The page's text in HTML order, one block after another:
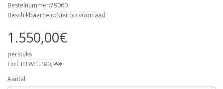
Bestelnummer:79060
Beschikbaarheid:Niet op voorraad
1.550,00€
perstuks
Excl. BTW:1.280,99€
Aantal